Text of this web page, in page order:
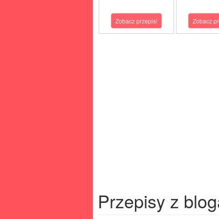
Zobacz przepis! Zobacz
Przepisy z